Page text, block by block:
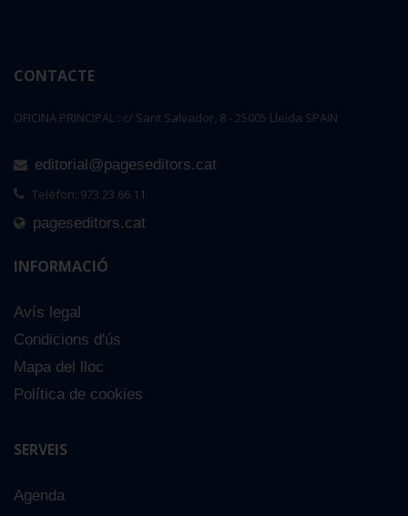
CONTACTE
OFICINA PRINCIPAL : c/ Sant Salvador, 8 - 25005 Lleida SPAIN
editorial@pageseditors.cat
Telèfon: 973 23 66 11
pageseditors.cat
INFORMACIÓ
Avís legal
Condicions d'ús
Mapa del lloc
Política de cookies
SERVEIS
Agenda